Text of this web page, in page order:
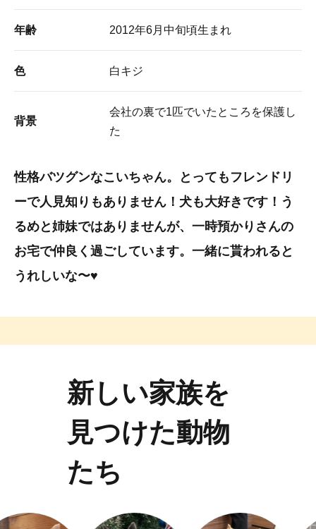
年齢 2012年6月中旬頃生まれ
色 白キジ
背景
会社の裏で1匹でいたところを保護し
た
性格バツグンなこいちゃん。とってもフレンドリ
ーで人見知りもありません！犬も大好きです！う
るめと姉妹ではありませんが、一時預かりさんの
お宅で仲良く過ごしています。一緒に貰われると
うれしいな〜♥
新しい家族を
見つけた動物
たち